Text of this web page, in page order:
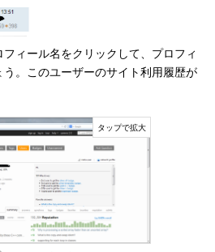
ィール名をクリックして、プロフィ
。このユーザーのサイト利用履歴が